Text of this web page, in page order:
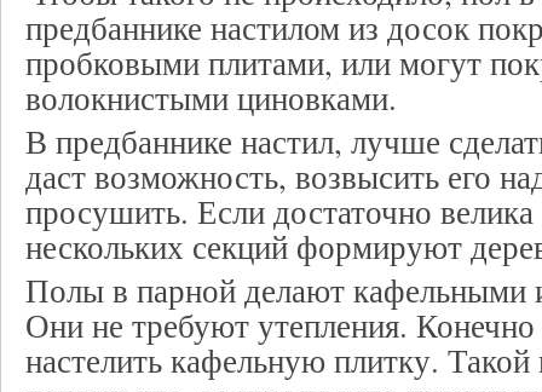
предбаннике настилом из досок
пробковыми плитами, или могут
волокнистыми циновками.
В предбаннике настил, лучше
даст возможность, возвысить его
просушить. Если достаточно
нескольких секций формируют
Полы в парной делают кафельными
Они не требуют утепления.
настелить кафельную плитку.